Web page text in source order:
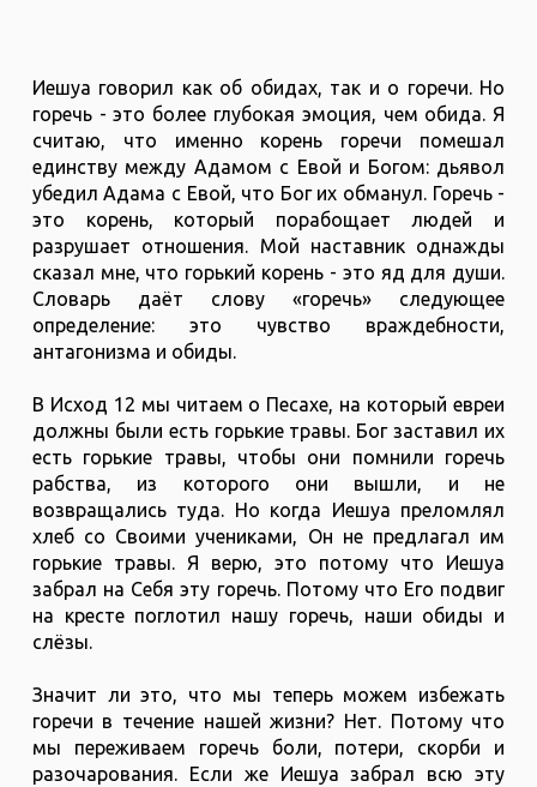
Иешуа говорил как об обидах, так и о горечи. Но
горечь - это более глубокая эмоция, чем обида. Я
считаю, что именно корень горечи помешал
единству между Адамом с Евой и Богом: дьявол
убедил Адама с Евой, что Бог их обманул. Горечь -
это корень, который порабощает людей и
разрушает отношения. Мой наставник однажды
сказал мне, что горький корень - это яд для души.
Словарь даёт слову «горечь» следующее
определение: это чувство враждебности,
антагонизма и обиды.
В Исход 12 мы читаем о Песахе, на который евреи
должны были есть горькие травы. Бог заставил их
есть горькие травы, чтобы они помнили горечь
рабства, из которого они вышли, и не
возвращались туда. Но когда Иешуа преломлял
хлеб со Своими учениками, Он не предлагал им
горькие травы. Я верю, это потому что Иешуа
забрал на Себя эту горечь. Потому что Его подвиг
на кресте поглотил нашу горечь, наши обиды и
слёзы.
Значит ли это, что мы теперь можем избежать
горечи в течение нашей жизни? Нет. Потому что
мы переживаем горечь боли, потери, скорби и
разочарования. Если же Иешуа забрал всю эту